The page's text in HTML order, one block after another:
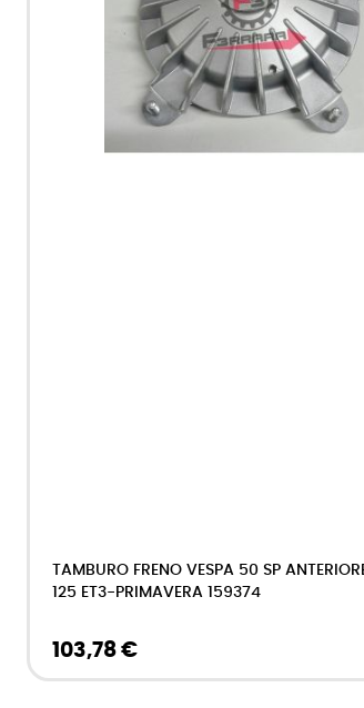
TAMBURO FRENO VESPA 50 SP
125 ET3-PRIMAVERA 159374
103,78 €